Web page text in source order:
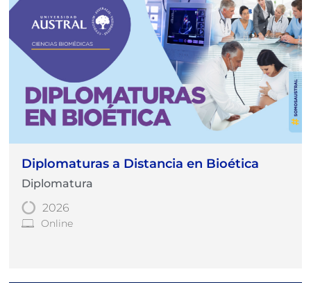
Diplomaturas a Distancia en Bioética
Diplomatura
2026
Online